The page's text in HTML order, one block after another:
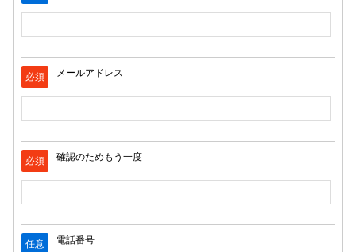
必須 メールアドレス
必須 確認のためもう一度
任意 電話番号